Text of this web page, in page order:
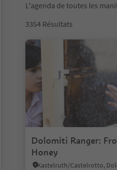
L'agenda de toutes les
3354 Résultats
Dolomiti Ranger:
Honey